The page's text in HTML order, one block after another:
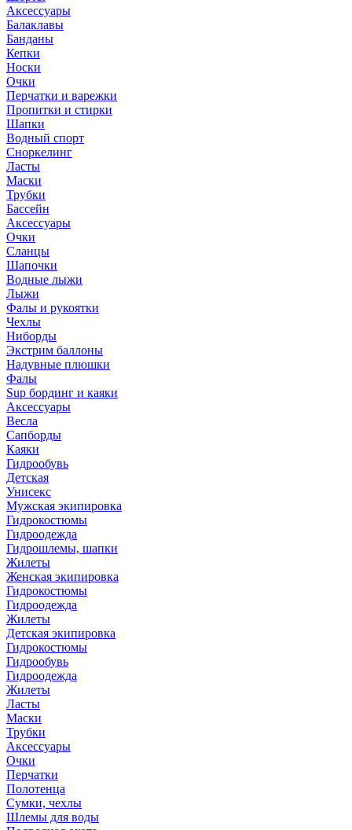
Аксессуары
Балаклавы
Банданы
Кепки
Носки
Очки
Перчатки и варежки
Пропитки и стирки
Шапки
Водный спорт
Сноркелинг
Ласты
Маски
Трубки
Бассейн
Аксессуары
Очки
Сланцы
Шапочки
Водные лыжи
Лыжи
Фалы и рукоятки
Чехлы
Ниборды
Экстрим баллоны
Надувные плюшки
Фалы
Sup бординг и каяки
Аксессуары
Весла
Сапборды
Каяки
Гидрообувь
Детская
Унисекс
Мужская экипировка
Гидрокостюмы
Гидроодежда
Гидрошлемы, шапки
Жилеты
Женская экипировка
Гидрокостюмы
Гидроодежда
Жилеты
Детская экипировка
Гидрокостюмы
Гидрообувь
Гидроодежда
Жилеты
Ласты
Маски
Трубки
Аксессуары
Очки
Перчатки
Полотенца
Сумки, чехлы
Шлемы для воды